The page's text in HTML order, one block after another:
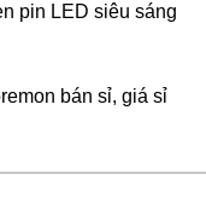
pin LED siêu sáng
bán sỉ, giá sỉ